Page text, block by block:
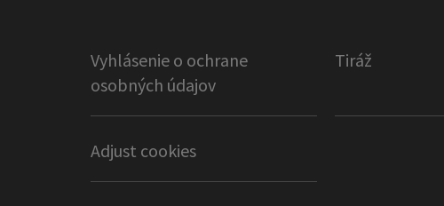
Vyhlásenie o ochrane
osobných údajov
Tiráž
Adjust cookies